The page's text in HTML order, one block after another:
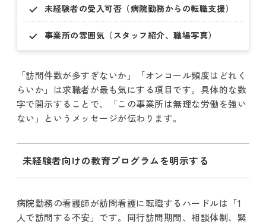
未経験者の受入可否（病院勤務からの転職支援）
事業所の雰囲気（スタッフ紹介、職場写真）
「訪問件数が多すぎないか」「オンコール頻度はどれく
らいか」は求職者が最も気にする項目です。具体的な数
字で開示することで、「この事業所は無理な労働を強い
ない」というメッセージが伝わります。
未経験者向けの教育プログラムを明示する
病院勤務の看護師が訪問看護に転職するハードルは「1
人で訪問する不安」です。同行訪問期間、相談体制、緊